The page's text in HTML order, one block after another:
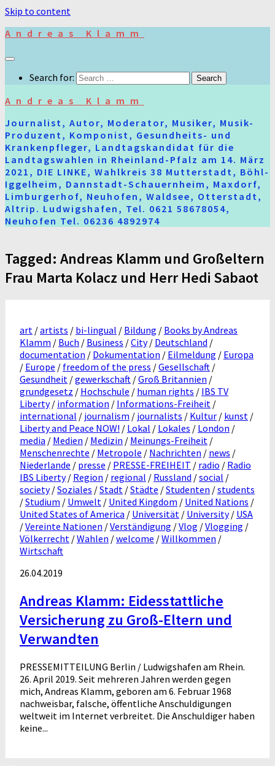
Skip to content
Andreas Klamm
Search for:
Andreas Klamm
Journalist, Autor, Moderator, Musiker, Musik-
Produzent, Komponist, Gesundheits- und
Krankenpfleger, Landtagskandidat für die
Landtagswahlen in Rheinland-Pfalz am 14. März
2021, DIE LINKE, Wahlkreis 38 Mutterstadt, Böhl-
Iggelheim, Dannstadt-Schauernheim, Maxdorf,
Limburgerhof, Neuhofen, Waldsee, Otterstadt,
Altrip. Ludwigshafen, Tel. 0621 58678054,
Neuhofen Tel. 06236 4892974
Tagged: Andreas Klamm und Großeltern
Frau Marta Kolacz und Herr Hedi Sabaot
art /artists / bi-lingual / Bildung / Books by Andreas
Klamm / Buch / Business /City/ Deutschland /
documentation / Dokumentation / Eilmeldung / Europa
/ Europe / freedom of the press /Gesellschaft /
Gesundheit /gewerkschaft /Groß Britannien /
grundgesetz / Hochschule / human rights / IBS TV
Liberty/ information / Informations-Freiheit /
international / journalism / journalists / Kultur / kunst /
Liberty and Peace NOW! / Lokal / Lokales / London /
media / Medien / Medizin / Meinungs-Freiheit /
Menschenrechte / Metropole / Nachrichten / news /
Niederlande / presse / PRESSE-FREIHEIT / radio / Radio
IBS Liberty/ Region / regional / Russland /social /
society/Soziales /Stadt /Städte /Studenten /students
/Studium / Umwelt / United Kingdom / United Nations /
United States of America / Universität / University/ USA
/Vereinte Nationen /Verständigung /Vlog /Vlogging /
Völkerrecht /Wahlen /welcome /Willkommen /
Wirtschaft
26.04.2019
Andreas Klamm: Eidesstattliche
Versicherung zu Groß-Eltern und
Verwandten
PRESSEMITTEILUNG Berlin / Ludwigshafen am Rhein.
26. April 2019. Seit mehreren Jahren werden gegen
mich, Andreas Klamm, geboren am 6. Februar 1968
nachweisbar, falsche, öffentliche Anschuldigungen
weltweit im Internet verbreitet. Die Anschuldiger haben
keine...